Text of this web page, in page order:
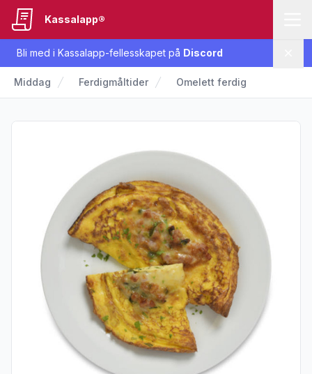
Bli med i Kassalapp-fellesskapet på Discord
Kassalapp®
Middag Ferdigmåltider Omelett ferdig